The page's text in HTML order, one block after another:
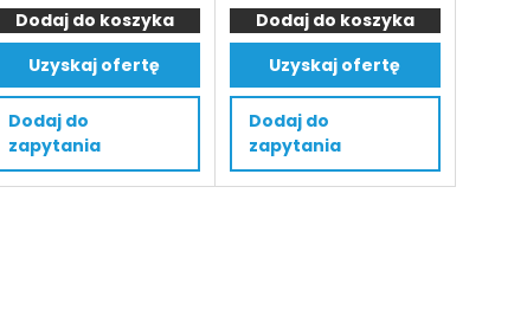
449 €.289 €.
Elektryczny
Wózek
Paletowy
CLE
–
z
bazą
Dodaj do koszyka
Uzyskaj ofertę
Dodaj do
zapytania
1.600 €.1.399 €.
wózek
paletowy
SMITH
z
wagą
SLL3C
1530
Dodaj do koszyka
Uzyskaj ofertę
Dodaj do
zapytania